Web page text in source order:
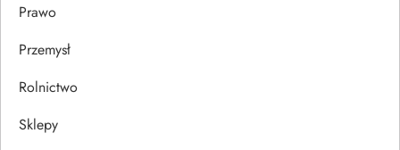
Prawo
Przemysł
Rolnictwo
Sklepy